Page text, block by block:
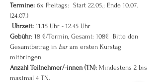
Termine: 6x Freitags:  Start 22.05.; Ende 10.07.
(24.07.)
Uhrzeit: 11.15 Uhr - 12.45 Uhr
Gebühr: 18 €/Termin, Gesamt: 108€  Bitte den
Gesamtbetrag in bar am ersten Kurstag
mitbringen.
Anzahl Teilnehmer/-innen (TN): Mindestens 2 bis
maximal 4 TN.